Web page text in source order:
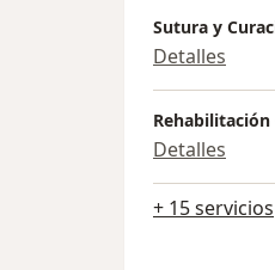
Sutura y
Detalles
Rehabilitación
Detalles
+ 15 servicios